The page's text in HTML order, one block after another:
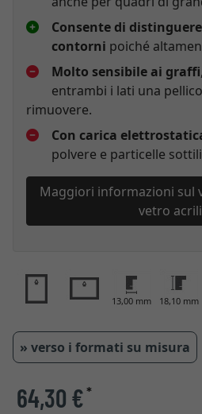
Consente di
contorni poiché
Molto sensibile ai graffi
entrambi i lati una
rimuovere.
Con carica
polvere e particelle
Maggiori informazioni sul
vetro
13,00 mm 18,10 mm
» verso i formati su misura
64,30 €*